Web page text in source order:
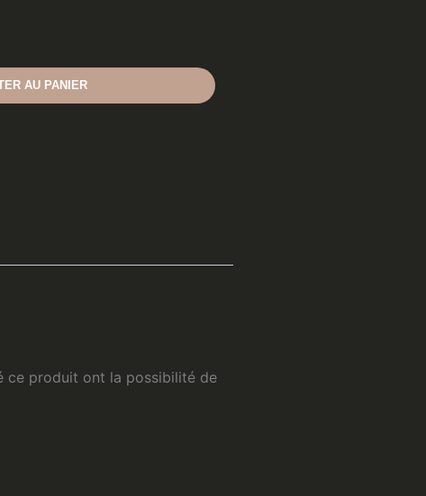
AU PANIER
ce produit ont la possibilité de